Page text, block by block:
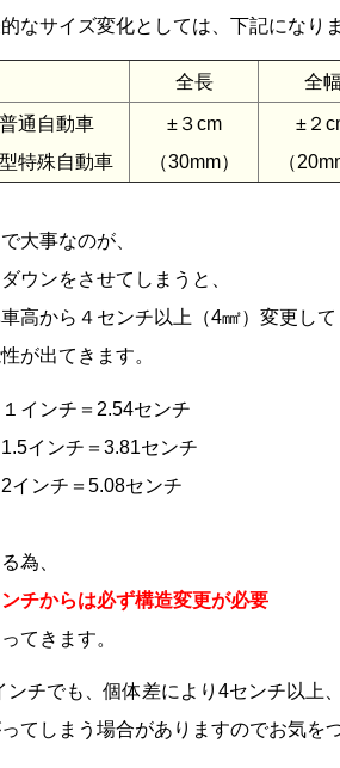
なサイズ変化としては、下記になりま
全長 全幅
普通自動車
特殊自動車
±３cm
（30mm）
±２
（
大事なのが、
ウンをさせてしまうと、
高から４センチ以上（4㎟）変更して
が出てきます。
インチ＝2.54センチ
インチ＝3.81センチ
インチ＝5.08センチ
為、
ンチからは必ず構造変更が必要
てきます。
ンチでも、個体差により4センチ以上、
ってしまう場合がありますのでお気を